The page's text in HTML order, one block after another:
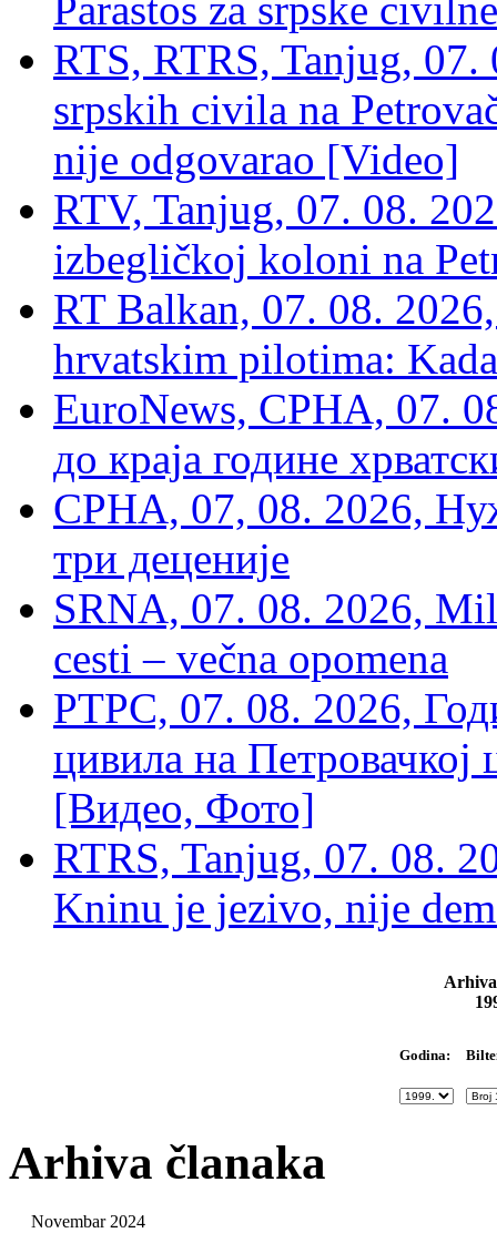
RTS, RTRS, Tanjug,
srpskih civila na
nije odgovarao [Video]
RTV, Tanjug, 07. 08.
izbegličkoj koloni na
RT Balkan, 07. 08.
hrvatskim pilotima:
EuroNews, СРНА, 07.
до краја године
СРНА, 07, 08. 2026,
три деценије
SRNA, 07. 08. 2026,
cesti – večna opomena
РТРС, 07. 08. 2026,
цивила на Петровачкој
[Видео, Фото]
RTRS, Tanjug, 07. 08.
Kninu je jezivo, nije
Godina:
Arhiva članaka
Novembar 2024